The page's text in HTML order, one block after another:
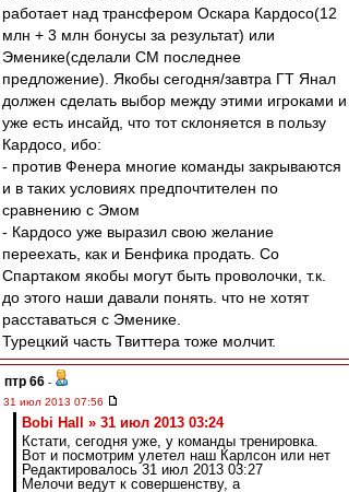
работает над трансфером Оскара Кардосо(12
млн + 3 млн бонусы за результат) или
Эменике(сделали СМ последнее
предложение). Якобы сегодня/завтра ГТ Янал
должен сделать выбор между этими игроками и
уже есть инсайд, что тот склоняется в пользу
Кардосо, ибо:
- против Фенера многие команды закрываются
и в таких условиях предпочтителен по
сравнению с Эмом
- Кардосо уже выразил свою желание
переехать, как и Бенфика продать. Со
Спартаком якобы могут быть проволочки, т.к.
до этого наши давали понять. что не хотят
расставаться с Эменике.
Турецкий часть Твиттера тоже молчит.
птр 66 -
31 июл 2013 07:56
Bobi Hall » 31 июл 2013 03:24
Кстати, сегодня уже, у команды тренировка.
Вот и посмотрим улетел наш Карлсон или нет
Редактировалось 31 июл 2013 03:27
Мелочи ведут к совершенству, а